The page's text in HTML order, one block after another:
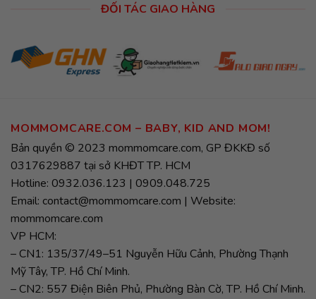
ĐỐI TÁC GIAO HÀNG
MOMMOMCARE.COM – BABY, KID AND MOM!
Bản quyền © 2023 mommomcare.com, GP ĐKKĐ số
0317629887 tại sở KHĐT TP. HCM
Hotline: 0932.036.123 | 0909.048.725
Email: contact@mommomcare.com | Website:
mommomcare.com
VP HCM:
– CN1: 135/37/49–51 Nguyễn Hữu Cảnh, Phường Thạnh
Mỹ Tây, TP. Hồ Chí Minh.
– CN2: 557 Điện Biên Phủ, Phường Bàn Cờ, TP. Hồ Chí Minh.